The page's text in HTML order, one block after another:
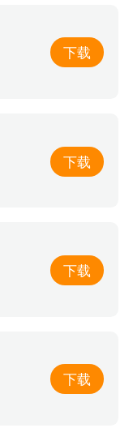
下载
下载
下载
下载